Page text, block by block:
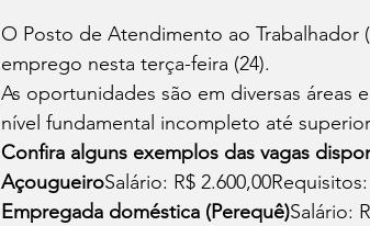
O Posto de Atendimento ao Trabalhador
emprego nesta terça-feira (24).
As oportunidades são em diversas áreas
nível fundamental incompleto até
Confira alguns exemplos das vagas
AçougueiroSalário: R$
Empregada doméstica (Perequê)Salário: